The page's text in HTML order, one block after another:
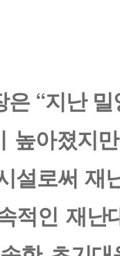
“지난
높아졌지
설로써 재
적인 재